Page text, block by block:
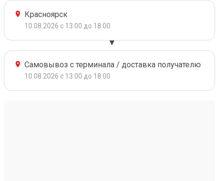
Красноярск
10.08.2026 с 13:00 до 18:00
Самовывоз с терминала / доставка получателю
10.08.2026 с 13:00 до 18:00